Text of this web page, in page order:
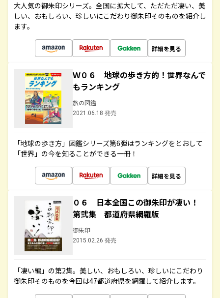
大人気の御朱印シリーズ。全国に拡大して、ただただ凄い、美
しい、おもしろい、珍しいにこだわり御朱印そのものを紹介し
ます。
詳細を見る
Ｗ０６ 地球の歩き方的！世界なんで
もランキング
旅の図鑑
2021.06.18 発売
「地球の歩き方」図鑑シリーズ第6弾はランキングをとおして
「世界」の今を知ることができる一冊！
詳細を見る
０６ 日本全国この御朱印が凄い！
第弐集 都道府県網羅版
御朱印
2015.02.26 発売
「凄い編」の第2集。美しい、おもしろい、珍しいにこだわり
御朱印そのものを今回は47都道府県を網羅して紹介します。